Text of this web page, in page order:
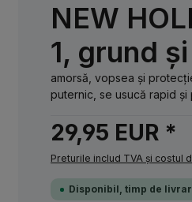
NEW
1, grund
amorsă, vopsea și
puternic, se usucă rapid
29,95 EUR *
Preturile includ TVA și costul
Disponibil, timp de